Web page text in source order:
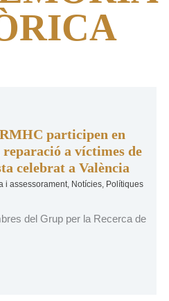
participen en
reparació a víctimes de
celebrat a València
i assessorament, Notícies, Polítiques
del Grup per la Recerca de